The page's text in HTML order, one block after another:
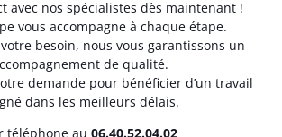
avec nos spécialistes dès maintenant !
vous accompagne à chaque étape.
besoin, nous vous garantissons un
de qualité.
demande pour bénéficier d’un travail
dans les meilleurs délais.
téléphone au 06.40.52.04.02